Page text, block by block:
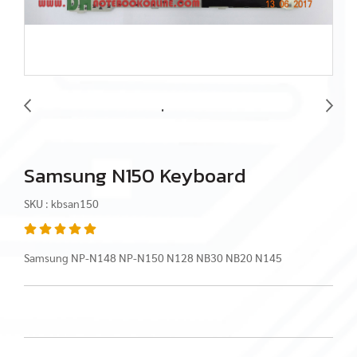
Samsung N150 Keyboard
SKU : kbsan150
Samsung NP-N148 NP-N150 N128 NB30 NB20 N145